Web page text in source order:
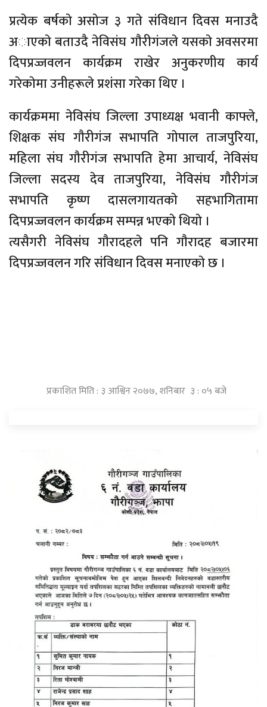
प्रत्येक बर्षकाे असाेज ३ गते संविधान दिवस मनाउदै
अाएकाे बताउदै नेविसंघ गाैरीगंजले यसकाे अवसरमा
दिपप्रज्जवलन कार्यक्रम राखेर अनुकरणीय कार्य
गरेकाेमा उनीहरूले प्रशंसा गरेका थिए ।
कार्यक्रममा नेविसंघ जिल्ला उपाध्यक्ष भवानी काफ्ले,
शिक्षक संघ गाैरीगंज सभापति गाेपाल ताजपुरिया,
महिला संघ गाैरीगंज सभापति हेमा आचार्य, नेविसंघ
जिल्ला सदस्य देव ताजपुरिया, नेविसंघ गाैरीगंज
सभापति कृष्ण दासलगायतकाे सहभागितामा
दिपप्रज्जवलन कार्यक्रम सम्पन्न भएकाे थियाे ।
त्यसैगरी नेविसंघ गाैरादहले पनि गाैरादह बजारमा
दिपप्रज्जवलन गरि संविधान दिवस मनाएकाे छ ।
प्रकाशित मिति : ३ आश्विन २०७७, शनिबार ३ : ०५ बजे